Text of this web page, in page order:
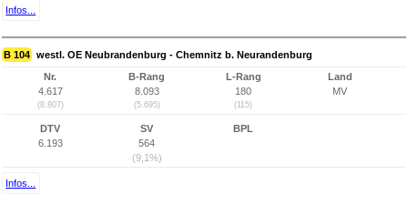
Infos...
B 104 westl. OE Neubrandenburg - Chemnitz b. Neurandenburg
Nr.
4.617
(8.807)
B-Rang
8.093
(5.695)
L-Rang
180
(115)
Land
MV
DTV
6.193
SV
564
(9,1%)
BPL
Infos...